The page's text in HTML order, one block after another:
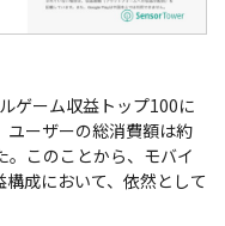
ゲーム収益トップ100に
ユーザーの総消費額は約
このことから、モバイ
成において、依然として